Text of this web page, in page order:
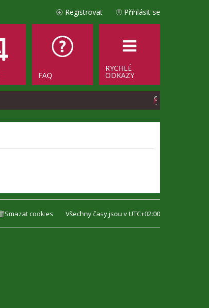
Přihlásit se
Registrovat
RYCHLÉ
ODKAZY
FAQ
H
Všechny časy jsou vUTC+02:00
Smazat cookies